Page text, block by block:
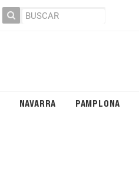
NAVARRA PAMPLONA